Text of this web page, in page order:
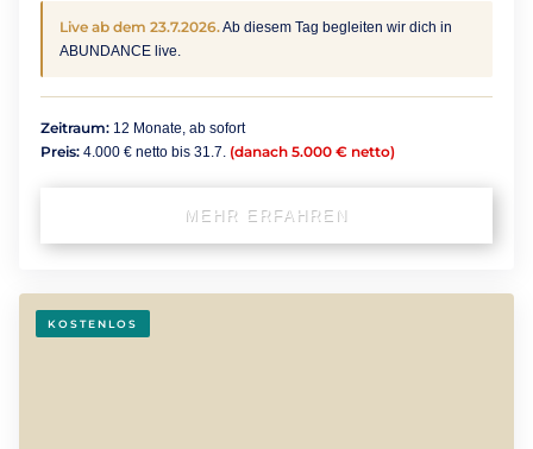
Live ab dem 23.7.2026.Ab diesem Tag begleiten wir dich in
ABUNDANCE live.
Zeitraum: 12 Monate, ab sofort
Preis: 4.000 € netto bis 31.7. (danach 5.000 € netto)
MEHR ERFAHREN
KOSTENLOS